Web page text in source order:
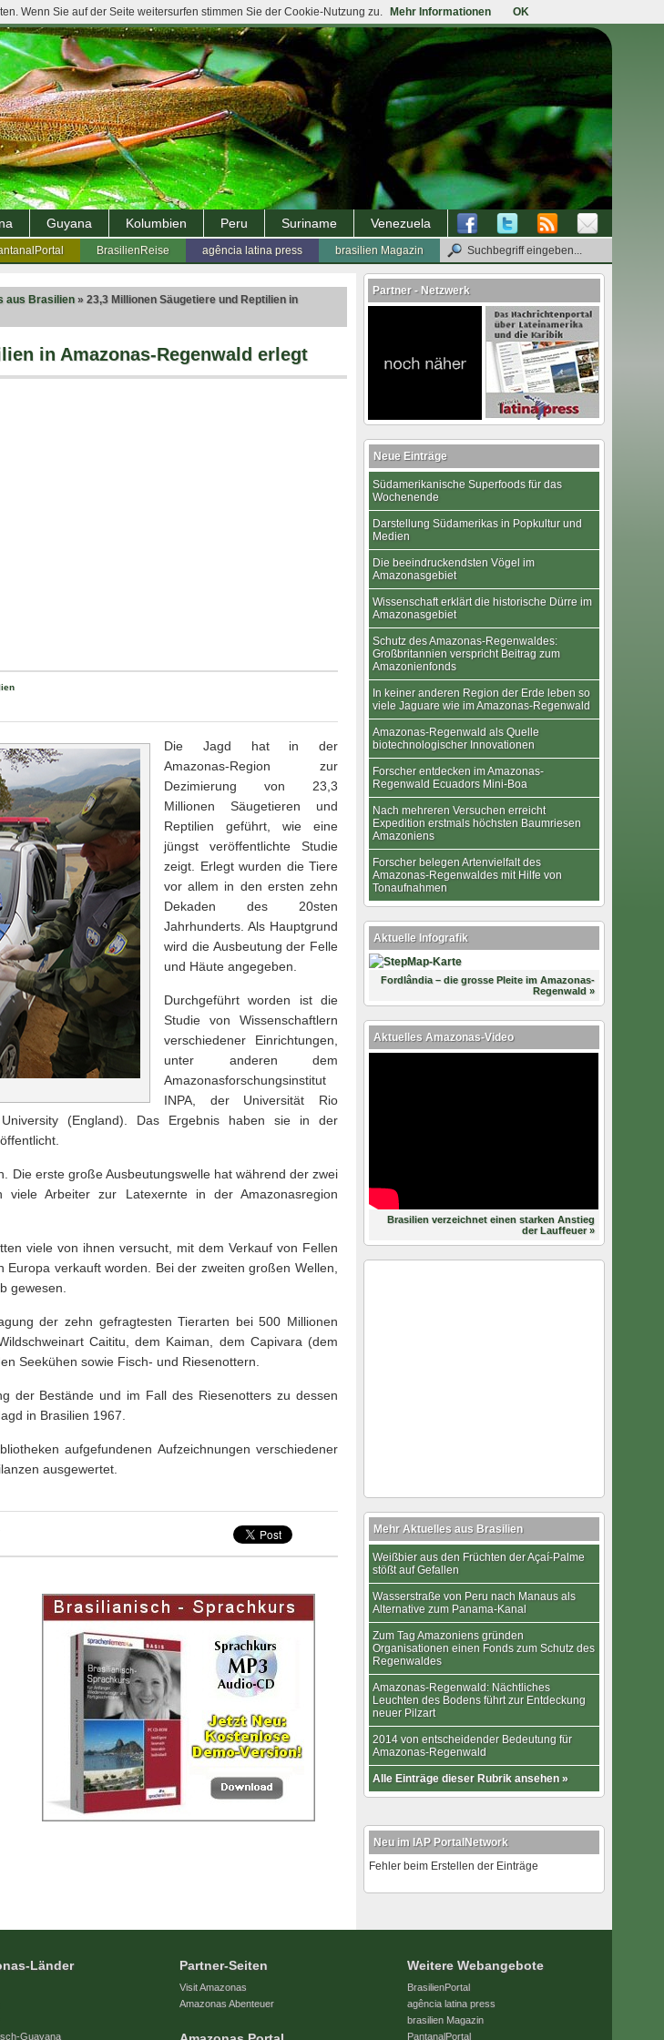
Guyana Kolumbien Peru Suriname Venezuela
brasilien Magazin
agência latina press
BrasilienReise
aus Brasilien » 23,3 Millionen Säugetiere und Reptilien in
in Amazonas-Regenwald erlegt
Die Jagd hat in der
Amazonas-Region zur
Dezimierung von 23,3
Millionen Säugetieren und
Reptilien geführt, wie eine
jüngst veröffentlichte Studie
zeigt. Erlegt wurden die Tiere
vor allem in den ersten zehn
Dekaden des 20sten
Jahrhunderts. Als Hauptgrund
wird die Ausbeutung der Felle
und Häute angegeben.
Durchgeführt worden ist die
Studie von Wissenschaftlern
verschiedener Einrichtungen,
unter anderen dem
Amazonasforschungsinstitut
INPA, der Universität Rio
(England). Das Ergebnis haben sie in der
Die erste große Ausbeutungswelle hat während der zwei
Arbeiter zur Latexernte in der Amazonasregion
viele von ihnen versucht, mit dem Verkauf von Fellen
verkauft worden. Bei der zweiten großen Wellen,
gewesen.
der zehn gefragtesten Tierarten bei 500 Millionen
Caititu, dem Kaiman, dem Capivara (dem
Seekühen sowie Fisch- und Riesenottern.
der Bestände und im Fall des Riesenotters zu dessen
in Brasilien 1967.
aufgefundenen Aufzeichnungen verschiedener
ausgewertet.
Partner - Netzwerk
Neue Einträge
Südamerikanische Superfoods für das
Wochenende
Darstellung Südamerikas in Popkultur und
Medien
Die beeindruckendsten Vögel im
Amazonasgebiet
Wissenschaft erklärt die historische Dürre im
Amazonasgebiet
Schutz des Amazonas-Regenwaldes:
Großbritannien verspricht Beitrag zum
Amazonienfonds
In keiner anderen Region der Erde leben so
viele Jaguare wie im Amazonas-Regenwald
Amazonas-Regenwald als Quelle
biotechnologischer Innovationen
Forscher entdecken im Amazonas-
Regenwald Ecuadors Mini-Boa
Nach mehreren Versuchen erreicht
Expedition erstmals höchsten Baumriesen
Amazoniens
Forscher belegen Artenvielfalt des
Amazonas-Regenwaldes mit Hilfe von
Tonaufnahmen
Aktuelle Infografik
Fordlândia – die grosse Pleite im Amazonas-
Regenwald »
Aktuelles Amazonas-Video
Brasilien verzeichnet einen starken Anstieg
der Lauffeuer »
Mehr Aktuelles aus Brasilien
Weißbier aus den Früchten der Açaí-Palme
stößt auf Gefallen
Wasserstraße von Peru nach Manaus als
Alternative zum Panama-Kanal
Zum Tag Amazoniens gründen
Organisationen einen Fonds zum Schutz des
Regenwaldes
Amazonas-Regenwald: Nächtliches
Leuchten des Bodens führt zur Entdeckung
neuer Pilzart
2014 von entscheidender Bedeutung für
Amazonas-Regenwald
Alle Einträge dieser Rubrik ansehen »
Neu im IAP PortalNetwork
Fehler beim Erstellen der Einträge
Länder
Guayana
Partner-Seiten
Visit Amazonas
Amazonas Abenteuer
Weitere Webangebote
BrasilienPortal
agência latina press
brasilien Magazin
PantanalPortal
Wenn Sie auf der Seite weitersurfen stimmen Sie der Cookie-Nutzung zu. Mehr Informationen OK